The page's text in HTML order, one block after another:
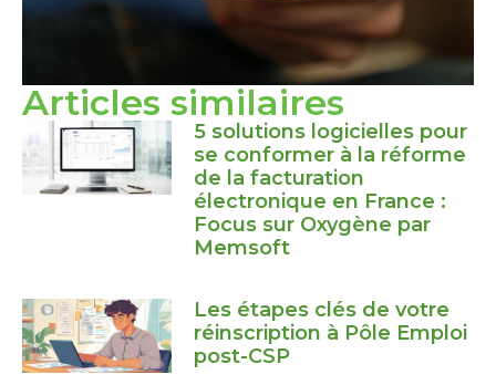
Articles similaires
5 solutions logicielles pour
se conformer à la réforme
de la facturation
électronique en France :
Focus sur Oxygène par
Memsoft
Les étapes clés de votre
réinscription à Pôle Emploi
post-CSP